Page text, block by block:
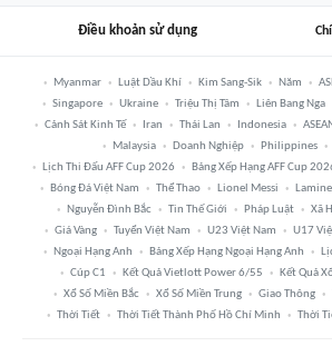
Điều khoản sử dụng
Myanmar Luật Dầu Khí Kim Sang-Sik Năm
Singapore
Ukraine Triệu Thị Tâm Liên Bang Nga
Cảnh Sát Kinh Tế
Iran Thái Lan Indonesia
Malaysia
Doanh Nghiệp Philippines
Lịch Thi Đấu AFF Cup 2026
Bảng Xếp Hạng AFF Cup
Bóng Đá Việt Nam
Thể Thao Lionel Messi Lamine
Nguyễn Đình Bắc
Tin Thế Giới Pháp Luật Xã
Giá Vàng
Tuyển Việt Nam U23 Việt Nam U17
Ngoại Hạng Anh
Bảng Xếp Hạng Ngoại Hạng Anh
Cúp C1
Kết Quả Vietlott Power 6/55 Kết Quả
Xổ Số Miền Bắc
Xổ Số Miền Trung Giao Thông
Thời Tiết
Thời Tiết Thành Phố Hồ Chí Minh Thời